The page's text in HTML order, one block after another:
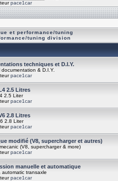
pace1car
et performance/tuning
tuning division
techniques et D.I.Y.
documentation & D.I.Y.
pace1car
2.5 Litres
2.5 Liter
pace1car
2.8 Litres
2.8 Liter
pace1car
modifié (V8, supercharger et autres)
(V8, supercharger & more)
pace1car
manuelle et automatique
automatic transaxle
pace1car